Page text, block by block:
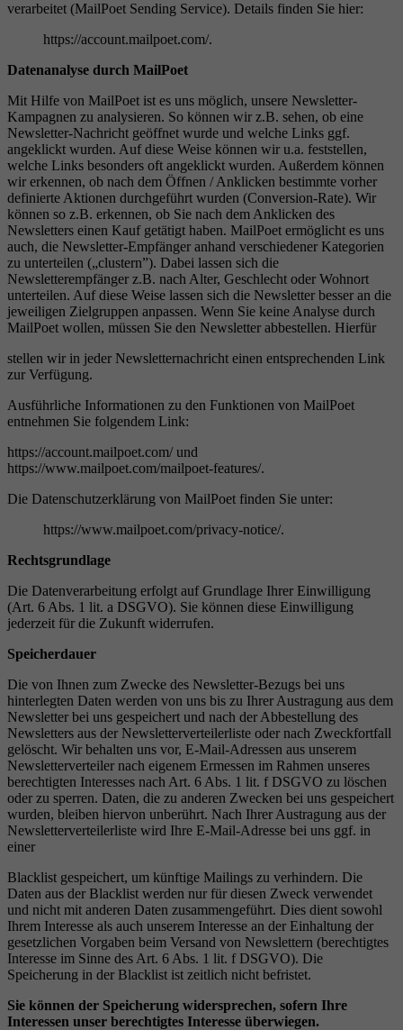
verarbeitet (MailPoet Sending Service). Details finden Sie hier:
https://account.mailpoet.com/.
Datenanalyse durch MailPoet
Mit Hilfe von MailPoet ist es uns möglich, unsere Newsletter-
Kampagnen zu analysieren. So können wir z.B. sehen, ob eine
Newsletter-Nachricht geöffnet wurde und welche Links ggf.
angeklickt wurden. Auf diese Weise können wir u.a. feststellen,
welche Links besonders oft angeklickt wurden. Außerdem können
wir erkennen, ob nach dem Öffnen / Anklicken bestimmte vorher
definierte Aktionen durchgeführt wurden (Conversion-Rate). Wir
können so z.B. erkennen, ob Sie nach dem Anklicken des
Newsletters einen Kauf getätigt haben. MailPoet ermöglicht es uns
auch, die Newsletter-Empfänger anhand verschiedener Kategorien
zu unterteilen („clustern”). Dabei lassen sich die
Newsletterempfänger z.B. nach Alter, Geschlecht oder Wohnort
unterteilen. Auf diese Weise lassen sich die Newsletter besser an die
jeweiligen Zielgruppen anpassen. Wenn Sie keine Analyse durch
MailPoet wollen, müssen Sie den Newsletter abbestellen. Hierfür
stellen wir in jeder Newsletternachricht einen entsprechenden Link
zur Verfügung.
Ausführliche Informationen zu den Funktionen von MailPoet
entnehmen Sie folgendem Link:
https://account.mailpoet.com/ und
https://www.mailpoet.com/mailpoet-features/.
Die Datenschutzerklärung von MailPoet finden Sie unter:
https://www.mailpoet.com/privacy-notice/.
Rechtsgrundlage
Die Datenverarbeitung erfolgt auf Grundlage Ihrer Einwilligung
(Art. 6 Abs. 1 lit. a DSGVO). Sie können diese Einwilligung
jederzeit für die Zukunft widerrufen.
Speicherdauer
Die von Ihnen zum Zwecke des Newsletter-Bezugs bei uns
hinterlegten Daten werden von uns bis zu Ihrer Austragung aus dem
Newsletter bei uns gespeichert und nach der Abbestellung des
Newsletters aus der Newsletterverteilerliste oder nach Zweckfortfall
gelöscht. Wir behalten uns vor, E-Mail-Adressen aus unserem
Newsletterverteiler nach eigenem Ermessen im Rahmen unseres
berechtigten Interesses nach Art. 6 Abs. 1 lit. f DSGVO zu löschen
oder zu sperren. Daten, die zu anderen Zwecken bei uns gespeichert
wurden, bleiben hiervon unberührt. Nach Ihrer Austragung aus der
Newsletterverteilerliste wird Ihre E-Mail-Adresse bei uns ggf. in
einer
Blacklist gespeichert, um künftige Mailings zu verhindern. Die
Daten aus der Blacklist werden nur für diesen Zweck verwendet
und nicht mit anderen Daten zusammengeführt. Dies dient sowohl
Ihrem Interesse als auch unserem Interesse an der Einhaltung der
gesetzlichen Vorgaben beim Versand von Newslettern (berechtigtes
Interesse im Sinne des Art. 6 Abs. 1 lit. f DSGVO). Die
Speicherung in der Blacklist ist zeitlich nicht befristet.
Sie können der Speicherung widersprechen, sofern Ihre
Interessen unser berechtigtes Interesse überwiegen.